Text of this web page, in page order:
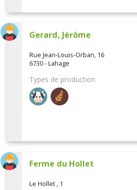
Gerard, Jérôme
Rue Jean-Louis-Orban, 16
6730 - Lahage
Types de production
Ferme du Hollet
Le Hollet , 1